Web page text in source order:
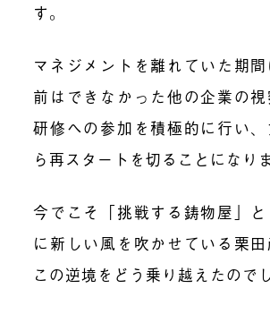
す。
マネジメントを離れていた期
前はできなかった他の企業の
研修への参加を積極的に行い
ら再スタートを切ることになり
今でこそ「挑戦する鋳物屋」
に新しい風を吹かせている栗田
この逆境をどう乗り越えたので